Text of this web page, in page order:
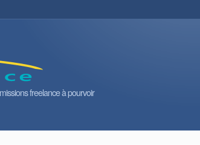
freelance à pourvoir